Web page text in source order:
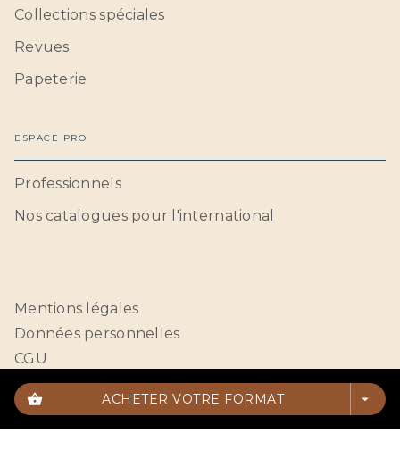
shopping_basket ACHETER VOTRE FORMAT arrow_drop_down
Collections spéciales
Revues
Papeterie
ESPACE PRO
Professionnels
Nos catalogues pour l'international
Mentions légales
Données personnelles
CGU
Paramétrer vos cookies